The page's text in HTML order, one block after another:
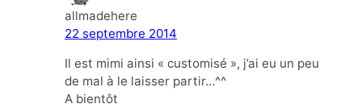
allmadehere
22 septembre 2014
Il est mimi ainsi « customisé », j’ai eu un peu
de mal à le laisser partir…^^
A bientôt